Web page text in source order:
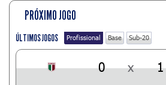
PRÓXIMO JOGO
ÚLTIMOS JOGOS Profissional Base Sub-20
0 x 1